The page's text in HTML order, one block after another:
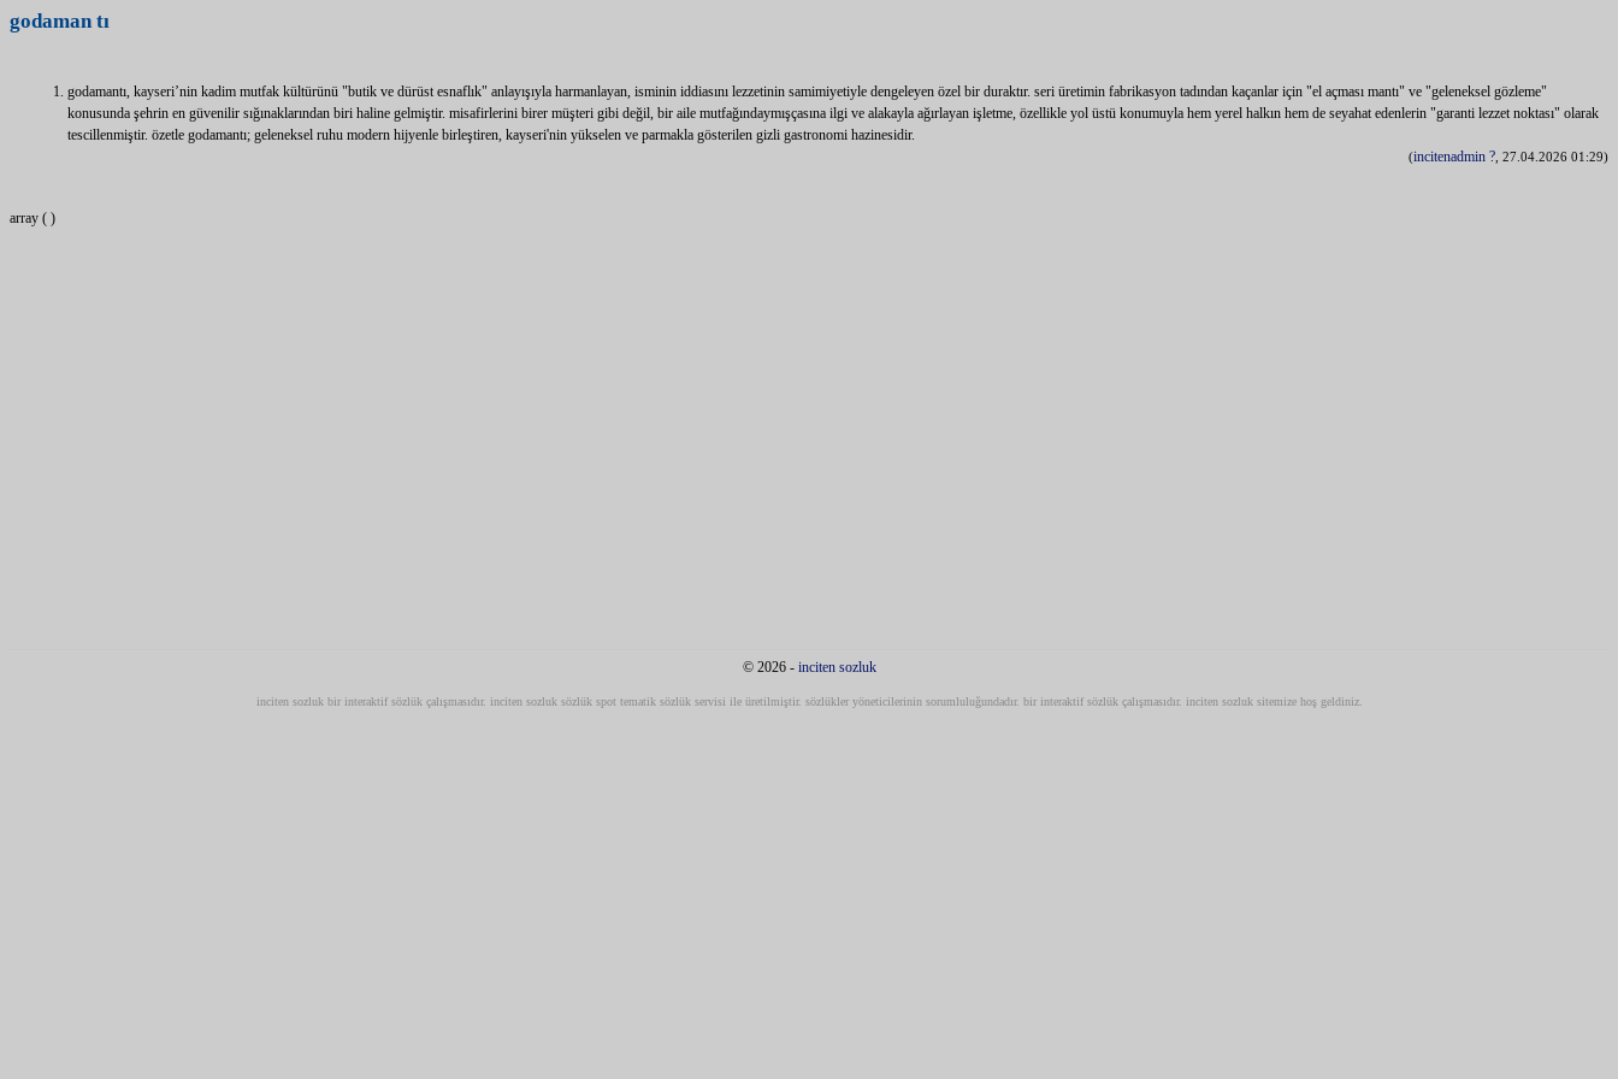
godaman tı
godamantı, kayseri’nin kadim mutfak kültürünü "butik ve dürüst esnaflık" anlayışıyla harmanlayan, isminin iddiasını lezzetinin samimiyetiyle dengeleyen özel bir duraktır. seri üretimin fabrikasyon tadından kaçanlar için "el açması mantı" ve "geleneksel gözleme"
konusunda şehrin en güvenilir sığınaklarından biri haline gelmiştir. misafirlerini birer müşteri gibi değil, bir aile mutfağındaymışçasına ilgi ve alakayla ağırlayan işletme, özellikle yol üstü konumuyla hem yerel halkın hem de seyahat edenlerin "garanti lezzet noktası" olarak
tescillenmiştir. özetle godamantı; geleneksel ruhu modern hijyenle birleştiren, kayseri'nin yükselen ve parmakla gösterilen gizli gastronomi hazinesidir.
(incitenadmin ? , 27.04.2026 01:29)
array ( )
© 2026 - inciten sozluk
inciten sozluk bir interaktif sözlük çalışmasıdır. inciten sozluk sözlük spot tematik sözlük servisi ile üretilmiştir. sözlükler yöneticilerinin sorumluluğundadır. bir interaktif sözlük çalışmasıdır. inciten sozluk sitemize hoş geldiniz.